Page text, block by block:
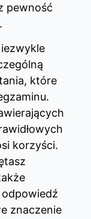
pewność
które
korzyści.
znaczenie